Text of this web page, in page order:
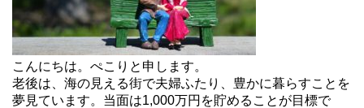
こんにちは。ぺこりと申します。
老後は、海の見える街で夫婦ふたり、豊かに暮らすことを
夢見ています。当面は1,000万円を貯めることが目標で